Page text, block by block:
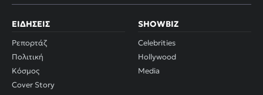
ΕΙΔΉΣΕΙΣ
Ρεπορτάζ
Πολιτική
Κόσμος
Cover Story
SHOWBIZ
Celebrities
Hollywood
Media